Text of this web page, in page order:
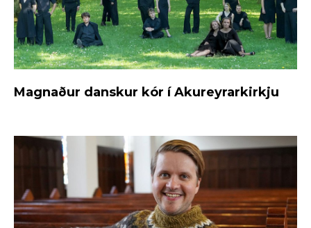
Magnaður danskur kór í Akureyrarkirkju